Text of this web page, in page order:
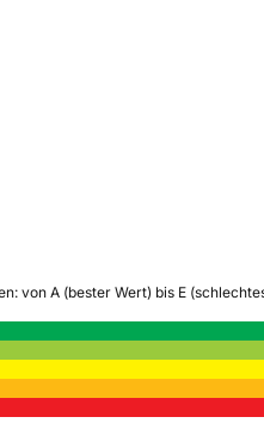
von A (bester Wert) bis E